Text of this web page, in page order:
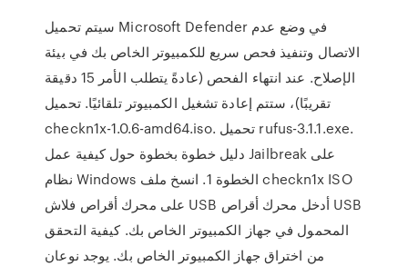
سيتم تحميل Microsoft Defender في وضع عدم
الاتصال وتنفيذ فحص سريع للكمبيوتر الخاص بك في بيئة
الإصلاح. عند انتهاء الفحص (عادةً يتطلب الأمر 15 دقيقة
تقريبًا)، ستتم إعادة تشغيل الكمبيوتر تلقائيًا. تحميل
checkn1x-1.0.6-amd64.iso. تحميل rufus-3.1.1.exe.
دليل خطوة بخطوة حول كيفية عمل Jailbreak على
نظام Windows الخطوة 1. انسخ ملف checkn1x ISO
على محرك أقراص فلاش USB أدخل محرك أقراص USB
المحمول في جهاز الكمبيوتر الخاص بك. كيفية التحقق
من اختراق جهاز الكمبيوتر الخاص بك. يوجد نوعان